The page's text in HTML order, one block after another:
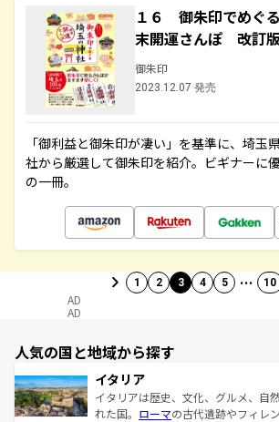
１６ 御朱印でめぐ
末開運さんぽ 改訂
御朱印
2023.12.07 発売
「御利益と御朱印が凄い」を基準に、埼玉
社から厳選して御朱印を紹介。ビギナーに
の一冊。
1 2 3 4 5 … 10
AD
AD
人気の国と地域から探す
イタリア
イタリアは歴史、文化、グルメ、自
れた国。 ローマの古代遺跡やフィレ